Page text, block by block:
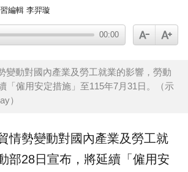
編輯 李羿璇
00:00
變動對國內產業及勞工就業的影響，勞動
「僱用安定措施」至115年7月31日。（示
）
情勢變動對國內產業及勞工就
部28日宣布，將延續「 僱用安